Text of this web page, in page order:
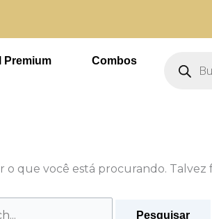
Premium Combos
que você está procurando. Talvez